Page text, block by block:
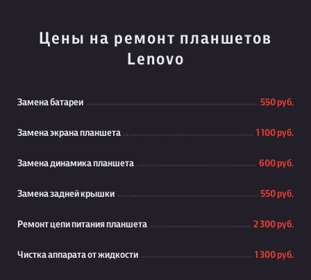
Цены на ремонт планшетов
Lenovo
Замена батареи 550 руб.
Замена экрана планшета 1 100 руб.
Замена динамика планшета 600 руб.
Замена задней крышки 550 руб.
Ремонт цепи питания планшета 2 300 руб.
Чистка аппарата от жидкости 1 300 руб.